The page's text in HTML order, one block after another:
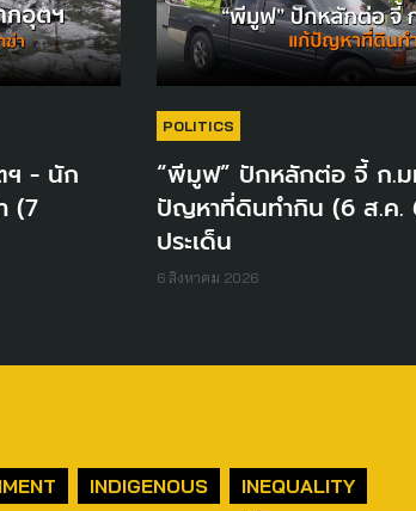
ฯ - นัก
(7
POLITICS
“พีมูฟ” ปักหลักต่อ จี้ ก.ม
ปัญหาที่ดินทำกิน (6 ส.ค.
ประเด็น
6 สิงหาคม 2026
INDIGENOUS
INEQUALITY